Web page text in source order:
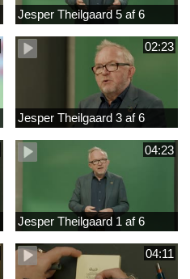
Jesper Theilgaard 5 af 6
02:23
Jesper Theilgaard 3 af 6
04:23
Jesper Theilgaard 1 af 6
04:11